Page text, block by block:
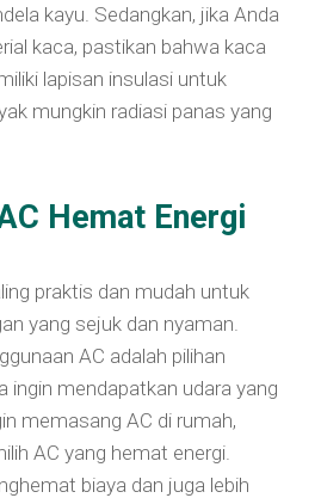
kayu. Sedangkan, jika Anda
kaca, pastikan bahwa kaca
lapisan insulasi untuk
mungkin radiasi panas yang
Hemat Energi
praktis dan mudah untuk
yang sejuk dan nyaman.
AC adalah pilihan
ingin mendapatkan udara yang
memasang AC di rumah,
AC yang hemat energi.
biaya dan juga lebih